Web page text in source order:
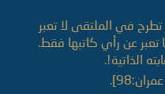
في الملتقى لا تعبر
تعبر عن رأي كاتبها فقط.
الذاتية!.